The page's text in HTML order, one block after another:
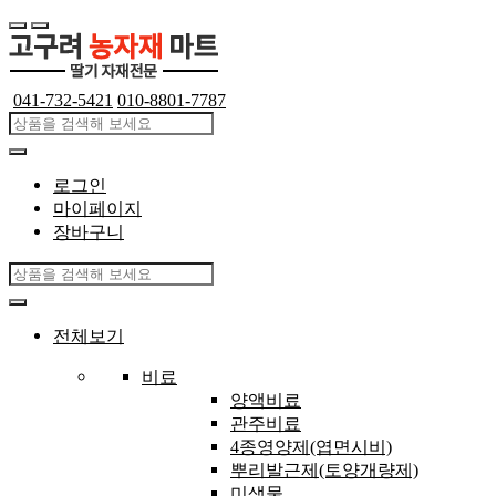
041-732-5421 010-8801-7787
로그인
마이페이지
장바구니
전체보기
비료
양액비료
관주비료
4종영양제(엽면시비)
뿌리발근제(토양개량제)